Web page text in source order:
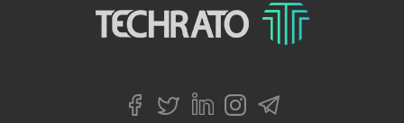
تکراتو – زندگی با تکنولوژی
تلگراماینستاگرام
لینکداینتوییترفیسبوک